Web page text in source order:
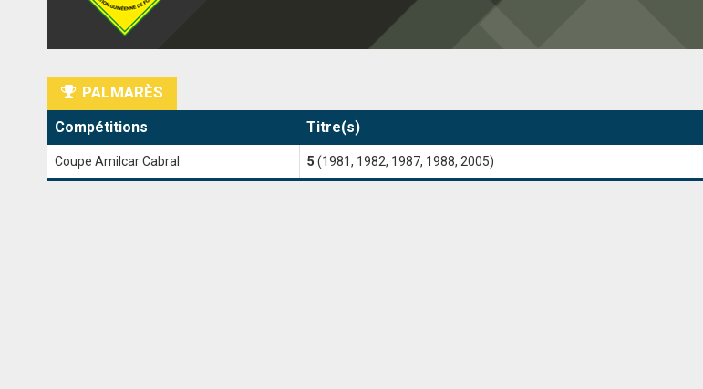
PALMARÈS
Compétitions Titre(s)
Coupe Amilcar Cabral 5 (1981, 1982, 1987, 1988, 2005)